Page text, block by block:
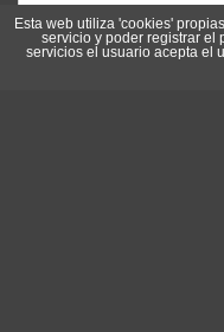
Esta web utiliza 'cookies'
servicio y poder registrar el
servicios el usuario acepta el